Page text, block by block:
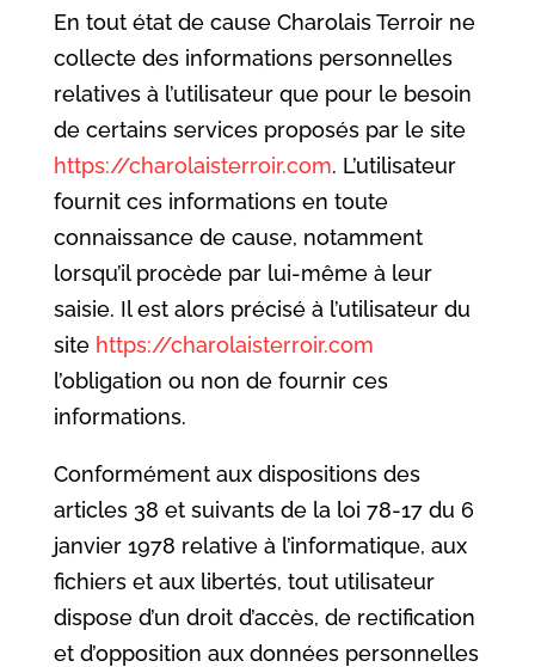
En tout état de cause Charolais Terroir ne
collecte des informations personnelles
relatives à l’utilisateur que pour le besoin
de certains services proposés par le site
https://charolaisterroir.com. L’utilisateur
fournit ces informations en toute
connaissance de cause, notamment
lorsqu’il procède par lui-même à leur
saisie. Il est alors précisé à l’utilisateur du
site https://charolaisterroir.com
l’obligation ou non de fournir ces
informations.
Conformément aux dispositions des
articles 38 et suivants de la loi 78-17 du 6
janvier 1978 relative à l’informatique, aux
fichiers et aux libertés, tout utilisateur
dispose d’un droit d’accès, de rectification
et d’opposition aux données personnelles